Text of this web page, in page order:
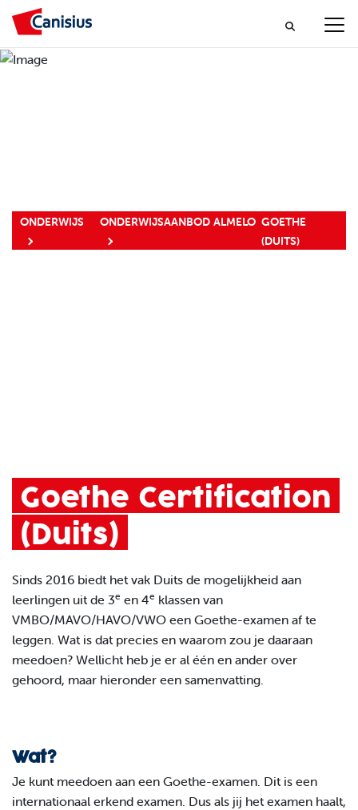
ONDERWIJS ONDERWIJSAANBOD ALMELO GOETHE
(DUITS)
Goethe Certification
(Duits)
Sinds 2016 biedt het vak Duits de mogelijkheid aan
leerlingen uit de 3e en 4e klassen van
VMBO/MAVO/HAVO/VWO een Goethe-examen af te
leggen. Wat is dat precies en waarom zou je daaraan
meedoen? Wellicht heb je er al één en ander over
gehoord, maar hieronder een samenvatting.
Wat?
Je kunt meedoen aan een Goethe-examen. Dit is een
internationaal erkend examen. Dus als jij het examen haalt,